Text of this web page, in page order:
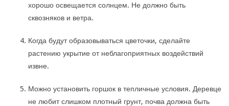
хорошо освещается солнцем. Не должно быть
сквозняков и ветра.
Когда будут образовываться цветочки, сделайте
растению укрытие от неблагоприятных воздействий
извне.
Можно установить горшок в тепличные условия. Деревце
не любит слишком плотный грунт, почва должна быть